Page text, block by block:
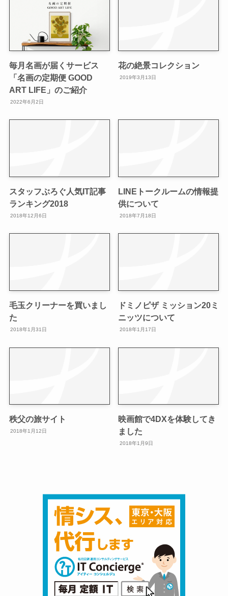
毎月名画が届くサービス
「名画の定期便 GOOD
ART LIFE」のご紹介
2022年6月2日
花の絶景コレクション
2019年3月13日
スタッフぶろぐ人気IT記事
ランキング2018
2018年12月6日
LINEトークルームの情報提
供について
2018年7月18日
毛玉クリーナーを買いまし
た
2018年1月31日
ドミノピザ ミッション20ミ
ニッツについて
2018年1月17日
秩父の旅サイト
2018年1月12日
映画館で4DXを体験してき
ました
2018年1月9日